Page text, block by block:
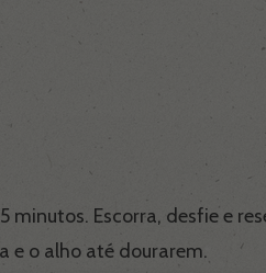
minutos. Escorra, desfie e
e o alho até dourarem.